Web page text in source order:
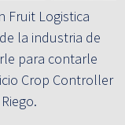
Fruit Logistica
la industria de
para contarle
Crop Controller